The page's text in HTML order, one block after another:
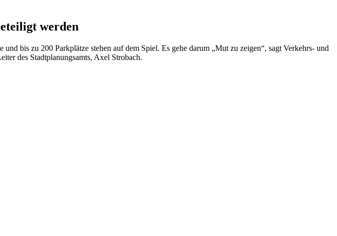
werden
bis zu 200 Parkplätze stehen auf dem Spiel. Es gehe darum „Mut zu zeigen“, sagt Verkehrs- und
des Stadtplanungsamts, Axel Strobach.